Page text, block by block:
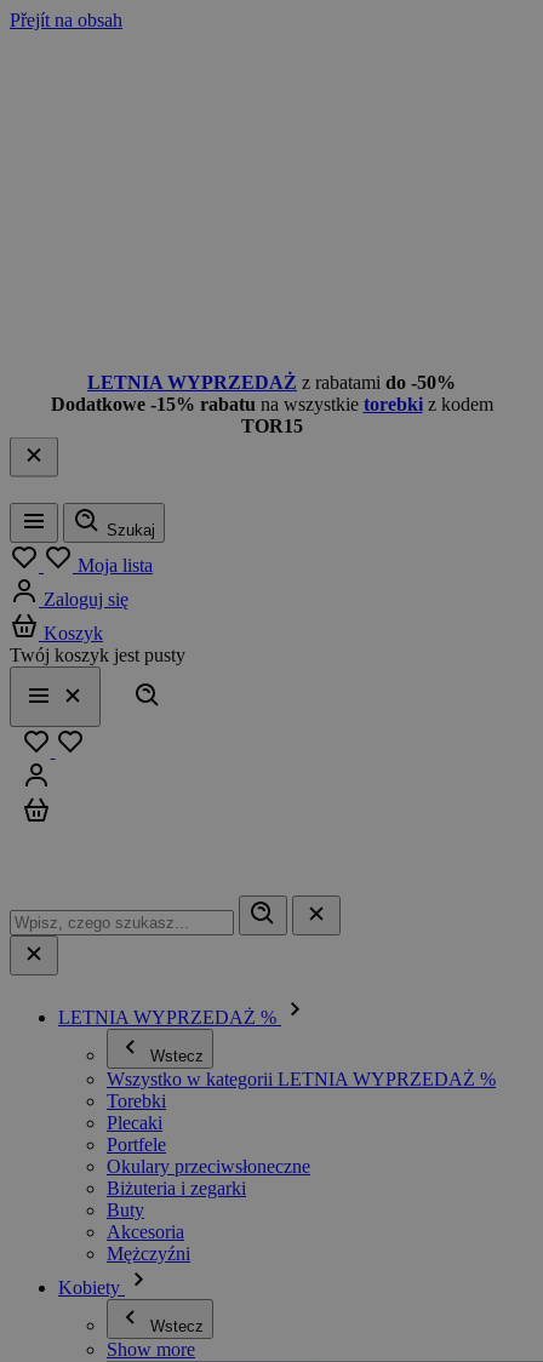
Přejít na obsah
LETNIA WYPRZEDAŻ z rabatami do -50%
Dodatkowe -15% rabatu na wszystkie torebkiz kodem
TOR15
Menu
Szukaj
Moja lista
Zaloguj się
Koszyk
Twój koszyk jest pusty
Menu
Zamknij
LETNIA WYPRZEDAŻ %
Wstecz
Wszystko w kategorii LETNIA WYPRZEDAŻ %
Torebki
Plecaki
Portfele
Okulary przeciwsłoneczne
Biżuteria i zegarki
Buty
Akcesoria
Mężczyźni
Kobiety
Wstecz
Show more